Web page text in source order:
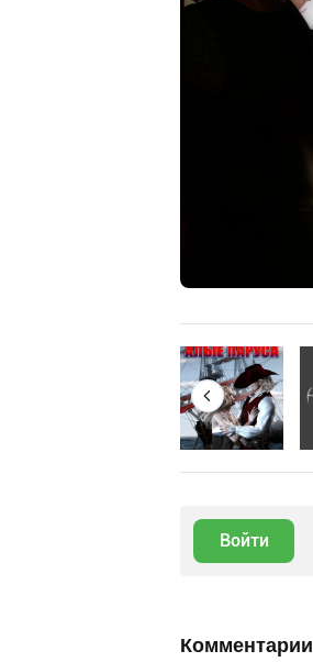
Войти
Комментарии